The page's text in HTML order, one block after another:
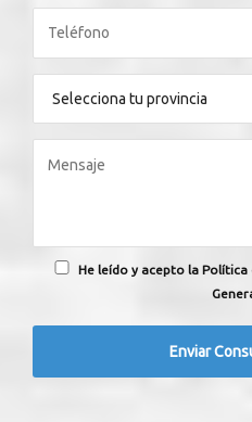
He leído y acepto la Política